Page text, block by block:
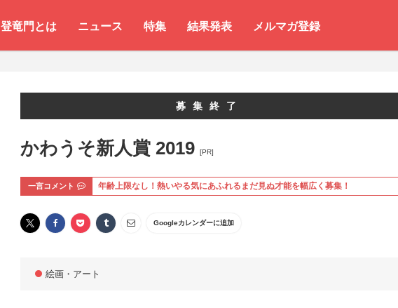
登竜門とは ニュース 特集 結果発表 メルマガ登録
募集終了
かわうそ新人賞 2019 [PR]
一言コメント 年齢上限なし！熱いやる気にあふれるまだ見ぬ才能を幅広く募集！
Googleカレンダーに追加
絵画・アート